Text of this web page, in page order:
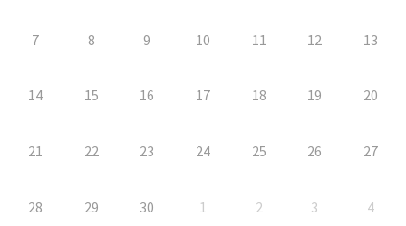
7 8 9 10 11 12 13
14 15 16 17 18 19 20
21 22 23 24 25 26 27
28 29 30 1 2 3 4